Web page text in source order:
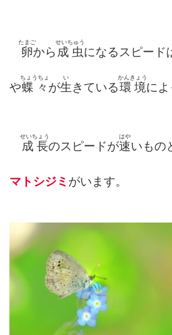
卵
たまご
から 成虫
せいちゅう
になるスピード
や蝶々
ちょうちょ
が生
い
きている環境
かんきょう
に
成長
せいちょう
のスピードが速
はや
いもの
マトシジミ がいます。